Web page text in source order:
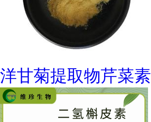
洋甘菊提取物芹菜素